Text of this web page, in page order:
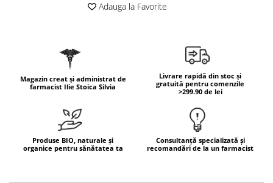
Protecție Solară
Creme SPF față
Creme SPF corp
Uleiuri bronzare
After Sun
Acceleratoare bronz
Maca
Miere de Manuka
Adauga la Favorite
Magazin creat și administrat de
farmacist Ilie Stoica Silvia
Livrare rapidă din stoc și
gratuită pentru comenzile
>299.90 de lei
Produse BIO, naturale și
organice pentru sănătatea ta
Consultanță specializată și
recomandări de la un farmacist